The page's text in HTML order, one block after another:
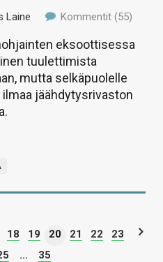
Laine Kommentit (55)
eksoottisessa
tuulettimista
mutta selkäpuolelle
jäähdytysrivaston
18 19 20 21 22
23
... 35